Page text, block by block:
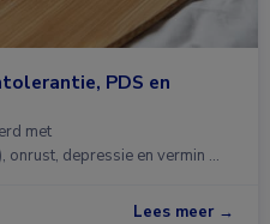
PDS en
met
onrust, depressie en vermin …
Lees meer →